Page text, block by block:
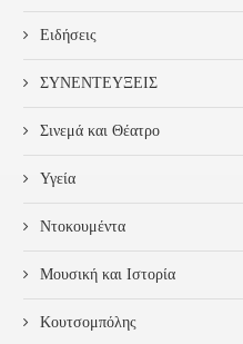
Ειδήσεις
ΣΥΝΕΝΤΕΥΞΕΙΣ
Σινεμά και Θέατρο
Υγεία
Ντοκουμέντα
Μουσική και Ιστορία
Κουτσομπόλης